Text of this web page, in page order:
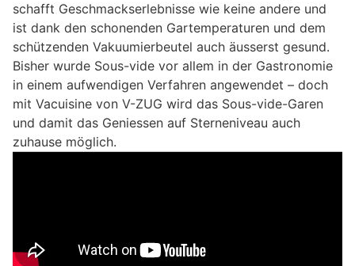
schafft Geschmackserlebnisse wie keine andere und
ist dank den schonenden Gartemperaturen und dem
schützenden Vakuumierbeutel auch äusserst gesund.
Bisher wurde Sous-vide vor allem in der Gastronomie
in einem aufwendigen Verfahren angewendet – doch
mit Vacuisine von V-ZUG wird das Sous-vide-Garen
und damit das Geniessen auf Sterneniveau auch
zuhause möglich.